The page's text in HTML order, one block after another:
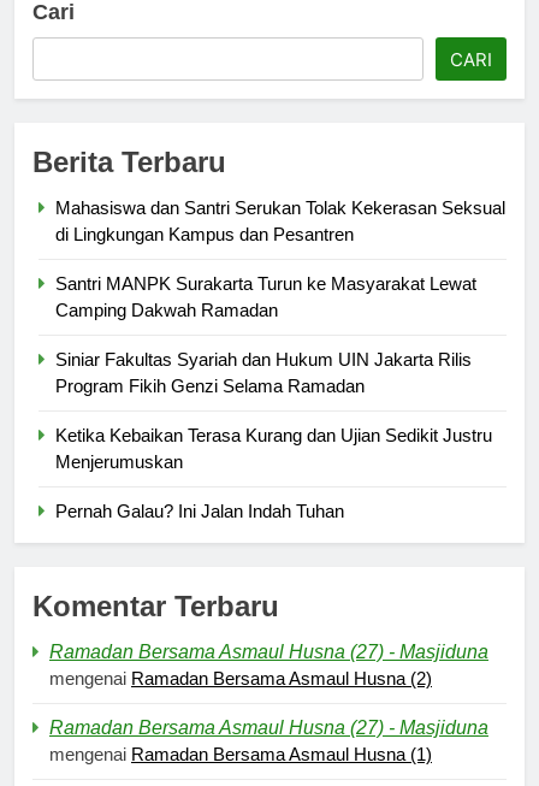
Cari
CARI
Berita Terbaru
Mahasiswa dan Santri Serukan Tolak Kekerasan Seksual
di Lingkungan Kampus dan Pesantren
Santri MANPK Surakarta Turun ke Masyarakat Lewat
Camping Dakwah Ramadan
Siniar Fakultas Syariah dan Hukum UIN Jakarta Rilis
Program Fikih Genzi Selama Ramadan
Ketika Kebaikan Terasa Kurang dan Ujian Sedikit Justru
Menjerumuskan
Pernah Galau? Ini Jalan Indah Tuhan
Komentar Terbaru
Ramadan Bersama Asmaul Husna (27) - Masjiduna
mengenai Ramadan Bersama Asmaul Husna (2)
Ramadan Bersama Asmaul Husna (27) - Masjiduna
mengenai Ramadan Bersama Asmaul Husna (1)